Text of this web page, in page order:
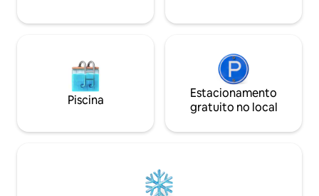
Piscina
Estacionamento
gratuito no local